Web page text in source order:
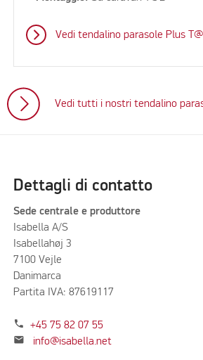
Vedi tendalino parasole Plus
Vedi tutti i nostri tendalino
Dettagli di contatto
Sede centrale e produttore
Isabella A/S
Isabellahøj 3
7100 Vejle
Danimarca
Partita IVA: 87619117
phone +45 75 82 07 55
mail info@isabella.net